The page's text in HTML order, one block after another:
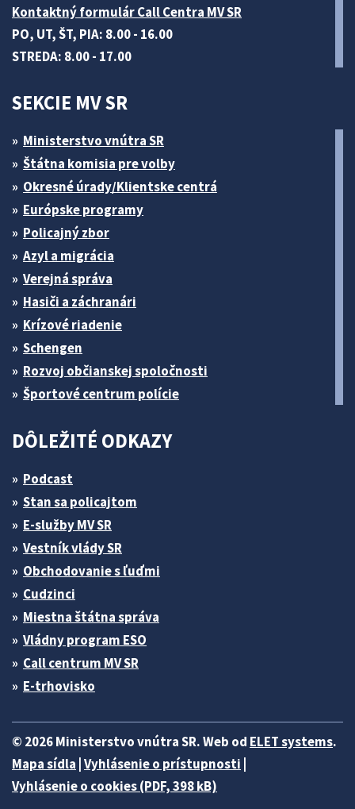
Kontaktný formulár Call Centra MV SR
PO, UT, ŠT, PIA: 8.00 - 16.00
STREDA: 8.00 - 17.00
SEKCIE MV SR
Ministerstvo vnútra SR
Štátna komisia pre volby
Okresné úrady/Klientske centrá
Európske programy
Policajný zbor
Azyl a migrácia
Verejná správa
Hasiči a záchranári
Krízové riadenie
Schengen
Rozvoj občianskej spoločnosti
Športové centrum polície
DÔLEŽITÉ ODKAZY
Podcast
Stan sa policajtom
E-služby MV SR
Vestník vlády SR
Obchodovanie s ľuďmi
Cudzinci
Miestna štátna správa
Vládny program ESO
Call centrum MV SR
E-trhovisko
© 2026 Ministerstvo vnútra SR. Web od ELET systems.
Mapa sídla Vyhlásenie o prístupnosti
Vyhlásenie o cookies (PDF, 398 kB)